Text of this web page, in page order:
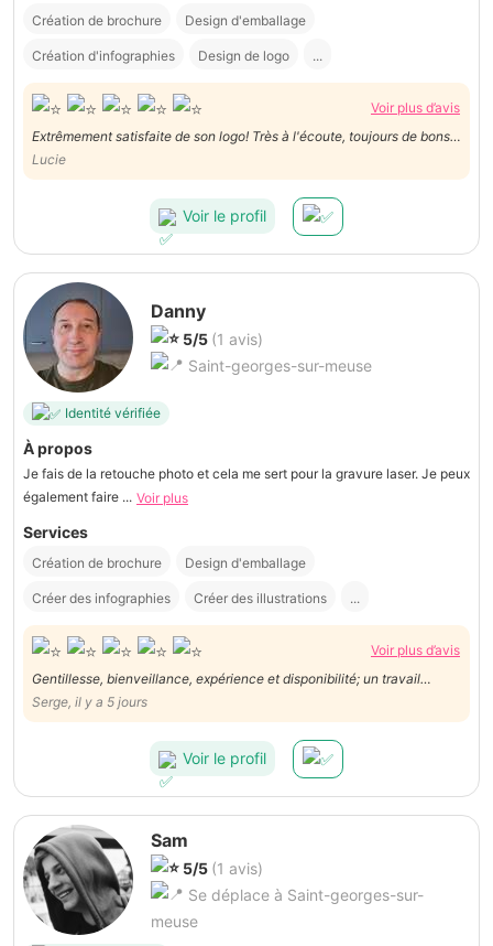
Création de brochure Design d'emballage
Création d'infographies Design de logo ...
Voir plus d’avis
Extrêmement satisfaite de son logo! Très à l'écoute, toujours de bons
conseils
Lucie
Voir le profil
Danny
5/5 (1 avis)
Saint-georges-sur-meuse
Identité vérifiée
À propos
Je fais de la retouche photo et cela me sert pour la gravure laser. Je peux
également faire ... Voir plus
Services
Création de brochure Design d'emballage
Créer des infographies Créer des illustrations ...
Voir plus d’avis
Gentillesse, bienveillance, expérience et disponibilité; un travail
impeccable de Danny ! Je le recommande vivement !
Serge, il y a 5 jours
Voir le profil
Sam
5/5 (1 avis)
Se déplace à Saint-georges-sur-
meuse